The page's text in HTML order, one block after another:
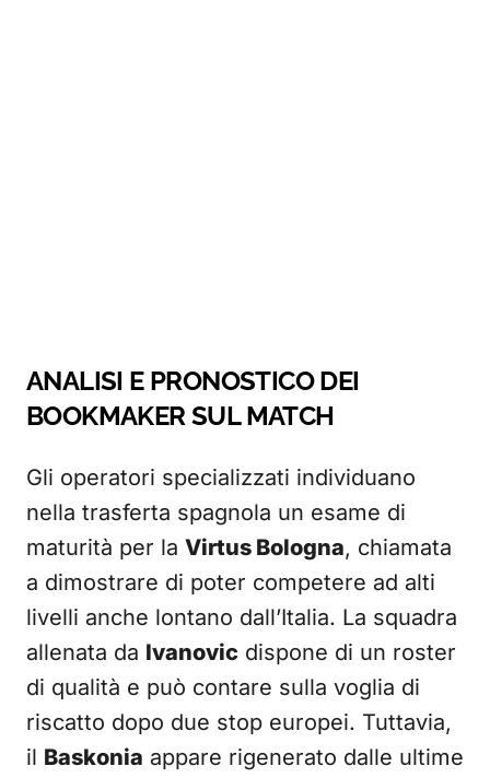
ANALISI E PRONOSTICO DEI
BOOKMAKER SUL MATCH
Gli operatori specializzati individuano
nella trasferta spagnola un esame di
maturità per la Virtus Bologna, chiamata
a dimostrare di poter competere ad alti
livelli anche lontano dall’Italia. La squadra
allenata da Ivanovic dispone di un roster
di qualità e può contare sulla voglia di
riscatto dopo due stop europei. Tuttavia,
il Baskonia appare rigenerato dalle ultime